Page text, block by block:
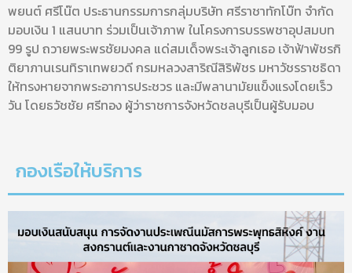
พยนต์ ศรีโน๊ต ประธานกรรมการกลุ่มบริษัท ศรีราชาทักโบ๊ท จำกัด
มอบเงิน 1 แสนบาท ร่วมเป็นเจ้าภาพ ในโครงการบรรพชาอุปสมบท
99 รูป ถวายพระพรชัยมงคล แด่สมเด็จพระเจ้าลูกเธอ เจ้าฟ้าพัชรกิ
ติยาภานเรนทิราเทพยวดี กรมหลวงสาริณีสิริพัชร มหาวัชรราชธิดา
ให้ทรงหายจากพระอาการประชวร และมีพลานามัยแข็งแรงโดยเร็ว
วัน โดยธวัชชัย ศรีทอง ผู้ว่าราชการจังหวัดชลบุรีเป็นผู้รับมอบ
กองเรือให้บริการ